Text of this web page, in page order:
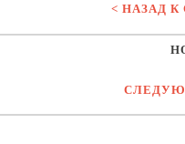
< НАЗАД